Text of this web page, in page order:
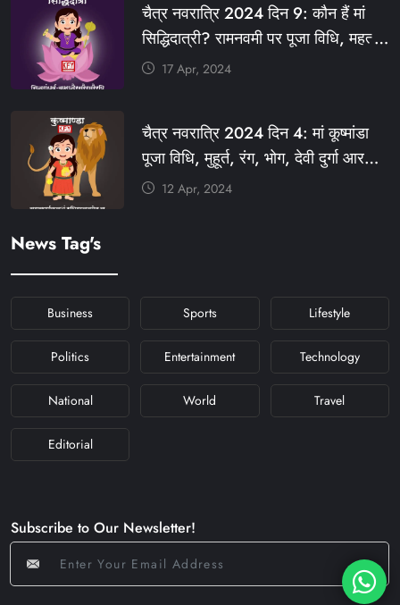
#KHABARFORYOU #KFYNEWS
#KFYSOCIAL
चैत्र नवरात्रि 2024 दिन 9: कौन हैं मां
सिद्धिदात्री? रामनवमी पर पूजा विधि, महत्व,
रंग, प्रसाद #KFY #KFYNEWS
#NAVRATRIDAY
17 Apr, 2024
चैत्र नवरात्रि 2024 दिन 4: मां कूष्मांडा
पूजा विधि, मुहूर्त, रंग, भोग, देवी दुर्गा आरती
और मंत्र #KFY #KFYNEWS
12 Apr, 2024
News Tag's
Business Sports Lifestyle
Politics Entertainment Technology
National World Travel
Editorial
Subscribe to Our Newsletter!